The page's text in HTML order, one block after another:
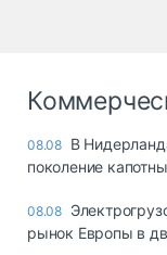
08.08 В
поколение
08.08
рынок Европы в